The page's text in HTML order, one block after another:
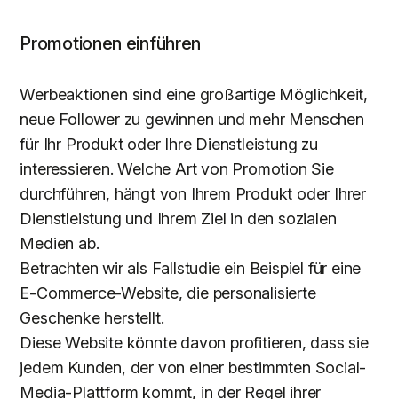
Promotionen einführen
Werbeaktionen sind eine großartige Möglichkeit,
neue Follower zu gewinnen und mehr Menschen
für Ihr Produkt oder Ihre Dienstleistung zu
interessieren. Welche Art von Promotion Sie
durchführen, hängt von Ihrem Produkt oder Ihrer
Dienstleistung und Ihrem Ziel in den sozialen
Medien ab.
Betrachten wir als Fallstudie ein Beispiel für eine
E-Commerce-Website, die personalisierte
Geschenke herstellt.
Diese Website könnte davon profitieren, dass sie
jedem Kunden, der von einer bestimmten Social-
Media-Plattform kommt, in der Regel ihrer